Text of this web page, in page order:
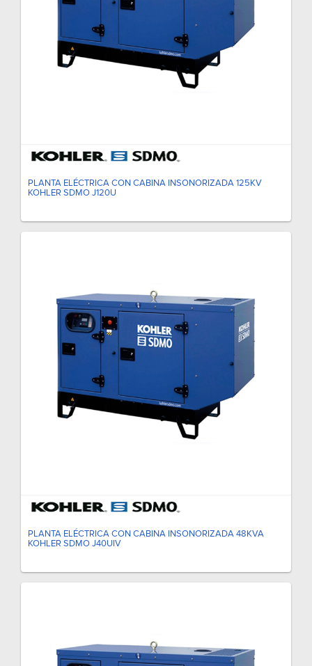
PLANTA ELÉCTRICA CON CABINA INSONORIZADA 125KV
KOHLER SDMO J120U
PLANTA ELÉCTRICA CON CABINA INSONORIZADA 48KVA
KOHLER SDMO J40UIV